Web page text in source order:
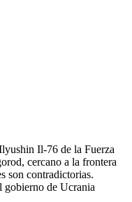
Il-76 de la Fuerza
cercano a la frontera
son contradictorias.
gobierno de Ucrania